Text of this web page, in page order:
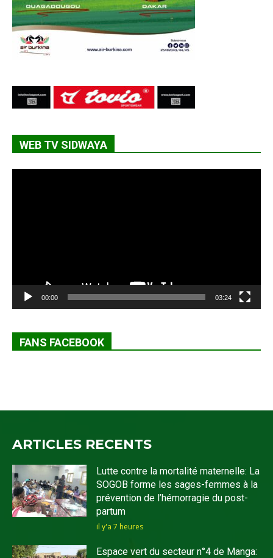
WEB TV SIDWAYA
00:00 03:24
FANS FACEBOOK
ARTICLES RECENTS
Lutte contre la mortalité maternelle: La
SOGOB forme les sages-femmes à la
prévention de l’hémorragie du post-
partum
il y'a 7 heures
Espace vert du secteur n°4 de Manga: